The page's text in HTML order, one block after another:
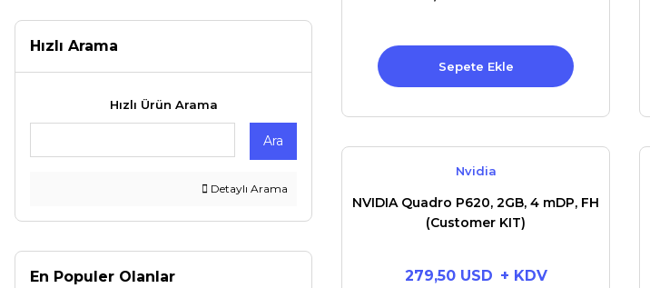
Hızlı Arama
Hızlı Ürün Arama
Ara
Detaylı Arama
En Populer Olanlar
Sepete Ekle
Nvidia
NVIDIA Quadro P620, 2GB, 4 mDP, FH
(Customer KIT)
279,50 USD + KDV